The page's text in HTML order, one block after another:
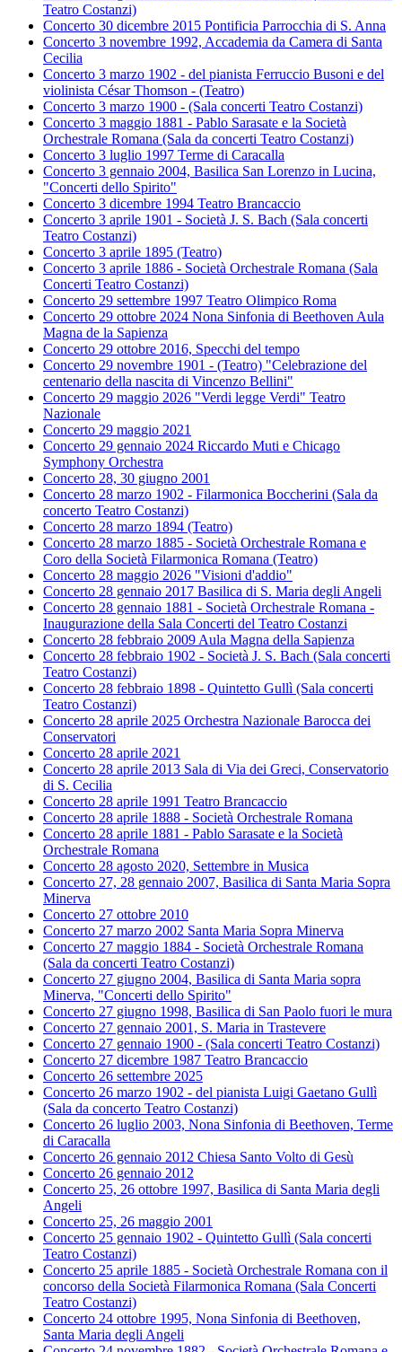
Teatro Costanzi)
Concerto 30 dicembre 2015 Pontificia Parrocchia di S. Anna
Concerto 3 novembre 1992, Accademia da Camera di Santa
Cecilia
Concerto 3 marzo 1902 - del pianista Ferruccio Busoni e del
violinista César Thomson - (Teatro)
Concerto 3 marzo 1900 - (Sala concerti Teatro Costanzi)
Concerto 3 maggio 1881 - Pablo Sarasate e la Società
Orchestrale Romana (Sala da concerti Teatro Costanzi)
Concerto 3 luglio 1997 Terme di Caracalla
Concerto 3 gennaio 2004, Basilica San Lorenzo in Lucina,
"Concerti dello Spirito"
Concerto 3 dicembre 1994 Teatro Brancaccio
Concerto 3 aprile 1901 - Società J. S. Bach (Sala concerti
Teatro Costanzi)
Concerto 3 aprile 1895 (Teatro)
Concerto 3 aprile 1886 - Società Orchestrale Romana (Sala
Concerti Teatro Costanzi)
Concerto 29 settembre 1997 Teatro Olimpico Roma
Concerto 29 ottobre 2024 Nona Sinfonia di Beethoven Aula
Magna de la Sapienza
Concerto 29 ottobre 2016, Specchi del tempo
Concerto 29 novembre 1901 - (Teatro) "Celebrazione del
centenario della nascita di Vincenzo Bellini"
Concerto 29 maggio 2026 "Verdi legge Verdi" Teatro
Nazionale
Concerto 29 maggio 2021
Concerto 29 gennaio 2024 Riccardo Muti e Chicago
Symphony Orchestra
Concerto 28, 30 giugno 2001
Concerto 28 marzo 1902 - Filarmonica Boccherini (Sala da
concerto Teatro Costanzi)
Concerto 28 marzo 1894 (Teatro)
Concerto 28 marzo 1885 - Società Orchestrale Romana e
Coro della Società Filarmonica Romana (Teatro)
Concerto 28 maggio 2026 "Visioni d'addio"
Concerto 28 gennaio 2017 Basilica di S. Maria degli Angeli
Concerto 28 gennaio 1881 - Società Orchestrale Romana -
Inaugurazione della Sala Concerti del Teatro Costanzi
Concerto 28 febbraio 2009 Aula Magna della Sapienza
Concerto 28 febbraio 1902 - Società J. S. Bach (Sala concerti
Teatro Costanzi)
Concerto 28 febbraio 1898 - Quintetto Gullì (Sala concerti
Teatro Costanzi)
Concerto 28 aprile 2025 Orchestra Nazionale Barocca dei
Conservatori
Concerto 28 aprile 2021
Concerto 28 aprile 2013 Sala di Via dei Greci, Conservatorio
di S. Cecilia
Concerto 28 aprile 1991 Teatro Brancaccio
Concerto 28 aprile 1888 - Società Orchestrale Romana
Concerto 28 aprile 1881 - Pablo Sarasate e la Società
Orchestrale Romana
Concerto 28 agosto 2020, Settembre in Musica
Concerto 27, 28 gennaio 2007, Basilica di Santa Maria Sopra
Minerva
Concerto 27 ottobre 2010
Concerto 27 marzo 2002 Santa Maria Sopra Minerva
Concerto 27 maggio 1884 - Società Orchestrale Romana
(Sala da concerti Teatro Costanzi)
Concerto 27 giugno 2004, Basilica di Santa Maria sopra
Minerva, "Concerti dello Spirito"
Concerto 27 giugno 1998, Basilica di San Paolo fuori le mura
Concerto 27 gennaio 2001, S. Maria in Trastevere
Concerto 27 gennaio 1900 - (Sala concerti Teatro Costanzi)
Concerto 27 dicembre 1987 Teatro Brancaccio
Concerto 26 settembre 2025
Concerto 26 marzo 1902 - del pianista Luigi Gaetano Gullì
(Sala da concerto Teatro Costanzi)
Concerto 26 luglio 2003, Nona Sinfonia di Beethoven, Terme
di Caracalla
Concerto 26 gennaio 2012 Chiesa Santo Volto di Gesù
Concerto 26 gennaio 2012
Concerto 25, 26 ottobre 1997, Basilica di Santa Maria degli
Angeli
Concerto 25, 26 maggio 2001
Concerto 25 gennaio 1902 - Quintetto Gullì (Sala concerti
Teatro Costanzi)
Concerto 25 aprile 1885 - Società Orchestrale Romana con il
concorso della Società Filarmonica Romana (Sala Concerti
Teatro Costanzi)
Concerto 24 ottobre 1995, Nona Sinfonia di Beethoven,
Santa Maria degli Angeli